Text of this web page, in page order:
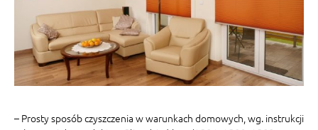
– Prosty sposób czyszczenia w warunkach domowych, wg. instrukcji